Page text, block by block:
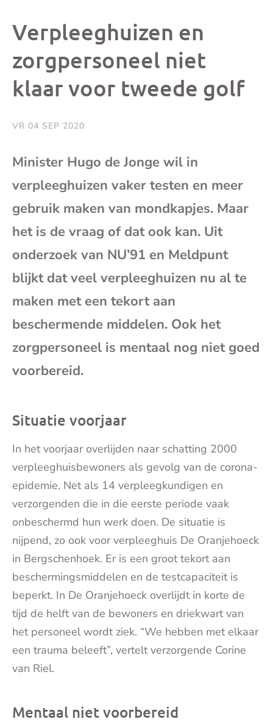
bericht
op
bericht
op op
Verpleeghuizen en
zorgpersoneel niet
klaar voor tweede golf
VR 04 SEP 2020
Minister Hugo de Jonge wil in
verpleeghuizen vaker testen en meer
gebruik maken van mondkapjes. Maar
het is de vraag of dat ook kan. Uit
onderzoek van NU’91 en Meldpunt
blijkt dat veel verpleeghuizen nu al te
maken met een tekort aan
beschermende middelen. Ook het
zorgpersoneel is mentaal nog niet goed
voorbereid.
Situatie voorjaar
In het voorjaar overlijden naar schatting 2000
verpleeghuisbewoners als gevolg van de corona-
epidemie. Net als 14 verpleegkundigen en
verzorgenden die in die eerste periode vaak
onbeschermd hun werk doen. De situatie is
nijpend, zo ook voor verpleeghuis De Oranjehoeck
in Bergschenhoek. Er is een groot tekort aan
beschermingsmiddelen en de testcapaciteit is
beperkt. In De Oranjehoeck overlijdt in korte de
tijd de helft van de bewoners en driekwart van
het personeel wordt ziek. “We hebben met elkaar
een trauma beleeft”, vertelt verzorgende Corine
van Riel.
Mentaal niet voorbereid